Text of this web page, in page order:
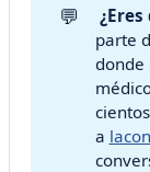
💬
parte
donde
a